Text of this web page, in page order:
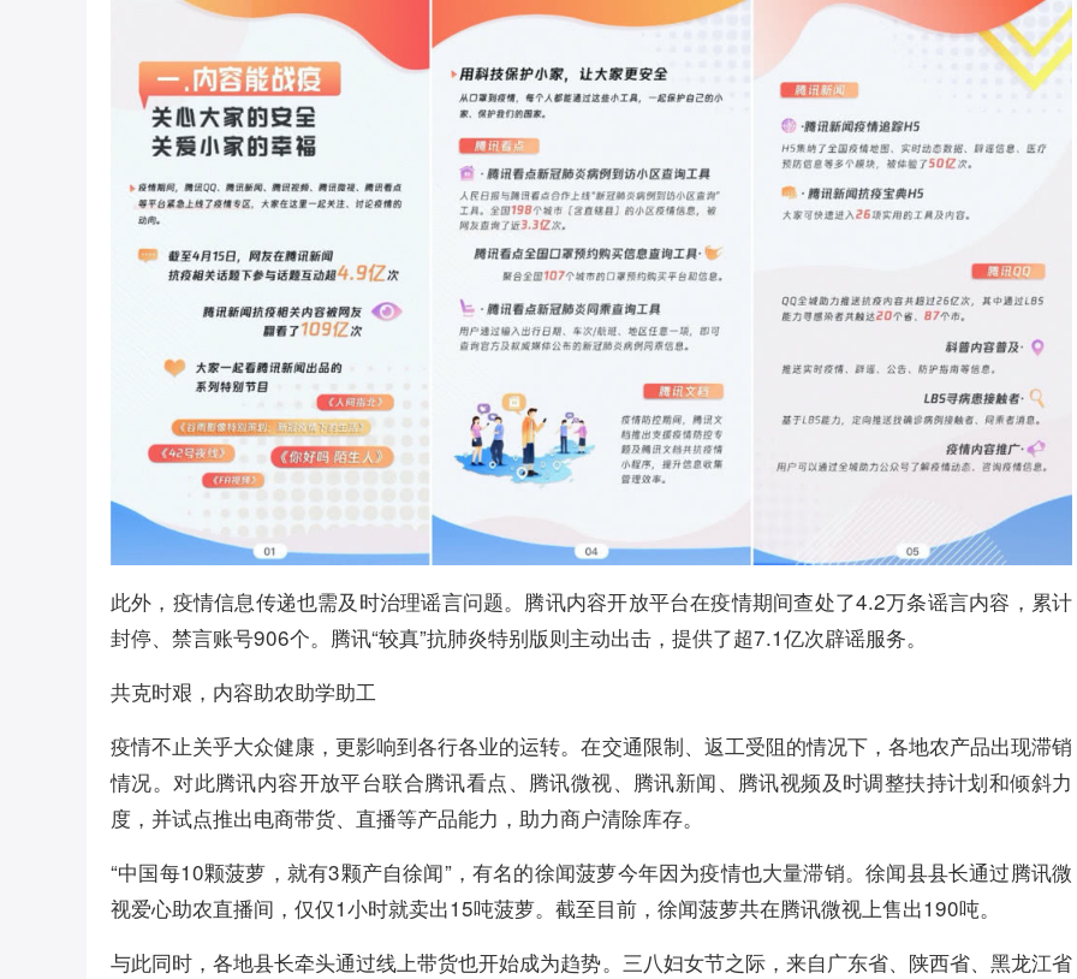
此外，疫情信息传递也需及时治理谣言问题。腾讯内容开放平台在疫情期间查处了4.2万条谣言内容，累计
封停、禁言账号906个。腾讯“较真”抗肺炎特别版则主动出击，提供了超7.1亿次辟谣服务。
共克时艰，内容助农助学助工
疫情不止关乎大众健康，更影响到各行各业的运转。在交通限制、返工受阻的情况下，各地农产品出现滞销
情况。对此腾讯内容开放平台联合腾讯看点、腾讯微视、腾讯新闻、腾讯视频及时调整扶持计划和倾斜力
度，并试点推出电商带货、直播等产品能力，助力商户清除库存。
“中国每10颗菠萝，就有3颗产自徐闻”，有名的徐闻菠萝今年因为疫情也大量滞销。徐闻县县长通过腾讯微
视爱心助农直播间，仅仅1小时就卖出15吨菠萝。截至目前，徐闻菠萝共在腾讯微视上售出190吨。
与此同时，各地县长牵头通过线上带货也开始成为趋势。三八妇女节之际，来自广东省、陕西省、黑龙江省